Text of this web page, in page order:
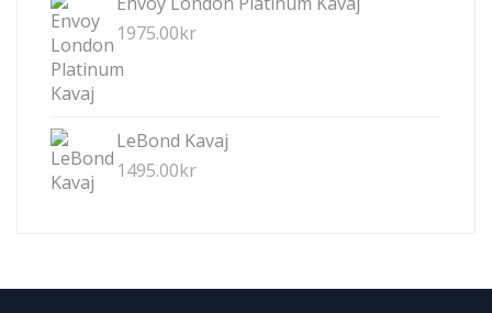
1975.00kr
LeBond Kavaj
1495.00kr